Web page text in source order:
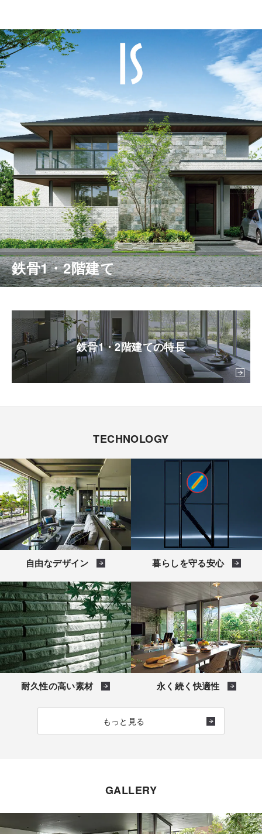
はじめての家づくり
展示場・土地をさが
建築実例・アイデア
を見つける
構法・性能を知る
永く住むためのサポ
ート
My STAGE
life knit design
カタログ・動画ライ
お問い合わせ
ご相談
構法・性能を知る TOP
構法（木造・鉄骨）を知る
鉄骨（1・2階建て）
鉄骨（3・4階建て）
シャーウッド（木造1~3階建
て）
性能を知る
住まいの性能評価制度
環境と共生する
鉄骨1・2階建て
鉄骨1・2階建ての特長
TECHNOLOGY
自由なデザイン 暮らしを守る安心
耐久性の高い素材 永く続く快適性
もっと見る
GALLERY